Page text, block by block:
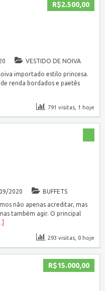
R$2.500,00
VESTIDO DE NOIVA
importado estilo princesa.
renda bordados e paetês
791 visitas, 1 hoje
2020
BUFFETS
não apenas acreditar, mas
também agir. O principal
293 visitas, 0 hoje
R$15.000,00